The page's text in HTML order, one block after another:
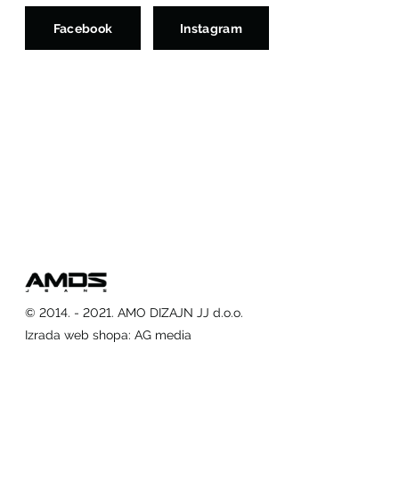
Facebook Instagram
© 2014. - 2021. AMO DIZAJN JJ d.o.o.
Izrada web shopa: AG media